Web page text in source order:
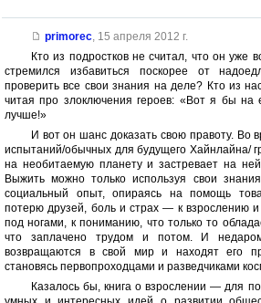
primorec, 15 апреля 2012 г.
Кто из подростков не считал, что он уже
стремился избавиться поскорее от
проверить все свои знания на деле? Кто из
читая про злоключения героев: «Вот я бы на
лучше!»
И вот он шанс доказать свою правоту. Во
испытаний/обычных для будущего Хайнлайна/
на необитаемую планету и застревает на
Выжить можно только используя свои
социальный опыт, опираясь на помощь
потерю друзей, боль и страх — к взрослению
под ногами, к пониманию, что только то
что заплачено трудом и потом. И
возвращаются в свой мир и находят его
становясь первопроходцами и разведчиками
Казалось бы, книга о взрослении — для